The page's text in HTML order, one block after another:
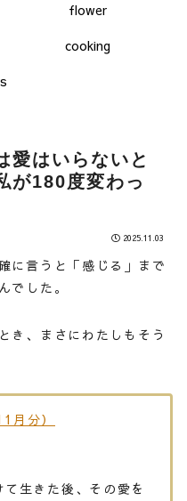
flower
cooking
愛はいらないと
が180度変わっ
2025.11.03
に言うと「感じる」まで
でした。
き、まさにわたしもそう
月分）
生きた後、その愛を